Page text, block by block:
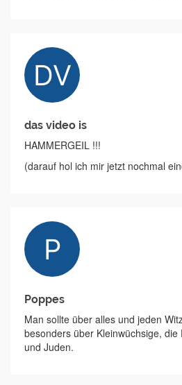
das video is
HAMMERGEIL !!!
(darauf hol ich mir jetzt nochmal
Poppes
Man sollte über alles und jeden
besonders über Kleinwüchsige, die
und Juden.